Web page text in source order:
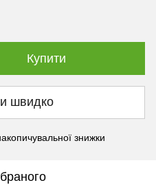
Купити
швидко
знижки